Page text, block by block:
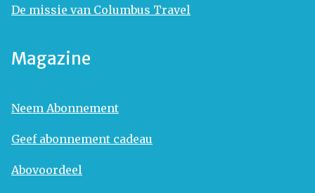
De missie van Columbus Travel
Magazine
Neem Abonnement
Geef abonnement cadeau
Abovoordeel